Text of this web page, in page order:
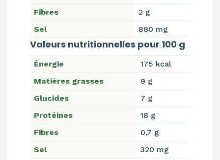
Fibres
2 g
Sel
880 mg
Valeurs nutritionnelles pour 100 g
Énergie
175 kcal
Matières grasses
9 g
Glucides
7 g
Protéines
18 g
Fibres
0,7 g
Sel
320 mg